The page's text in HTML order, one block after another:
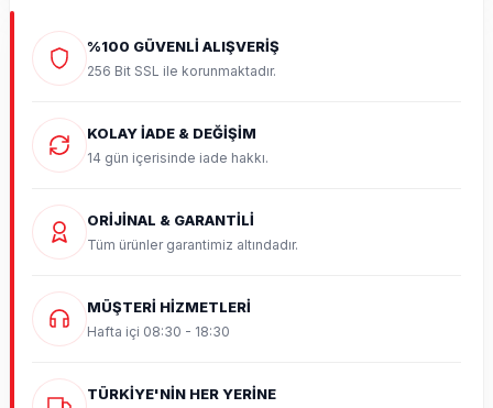
%100 GÜVENLİ ALIŞVERİŞ
256 Bit SSL ile korunmaktadır.
KOLAY İADE & DEĞİŞİM
14 gün içerisinde iade hakkı.
ORİJİNAL & GARANTİLİ
Tüm ürünler garantimiz altındadır.
MÜŞTERİ HİZMETLERİ
Hafta içi 08:30 - 18:30
TÜRKİYE'NİN HER YERİNE